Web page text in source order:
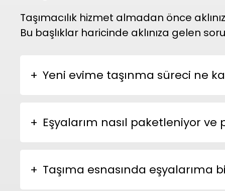
Taşımacılık hizmet almadan önce
Bu başlıklar haricinde aklınıza gelen
Yeni evime taşınma süreci ne
Eşyalarım nasıl paketleniyor
Taşıma esnasında eşyalarıma